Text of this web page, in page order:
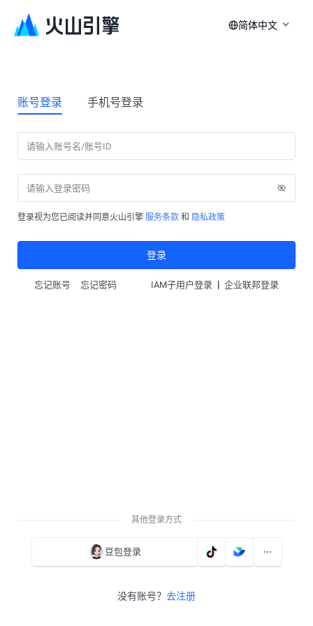
简体中文
账号登录 手机号登录
登录视为您已阅读并同意火山引擎 服务条款 和 隐私政策
登录
忘记账号 忘记密码 IAM子用户登录 | 企业联邦登录
其他登录方式
豆包登录
没有账号？ 去注册